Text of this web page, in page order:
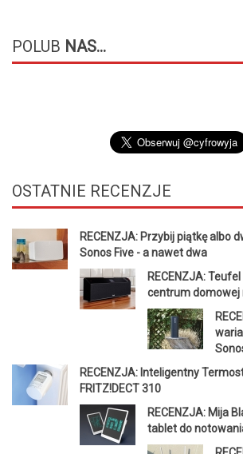
POLUB NAS...
OSTATNIE RECENZJE
RECENZJA: Przybij piątkę albo
Sonos Five - a nawet dwa
RECENZJA:
centrum domowej
RECENZJA: Inteligentny
FRITZ!DECT 310
RECENZJA: Mija
tablet do